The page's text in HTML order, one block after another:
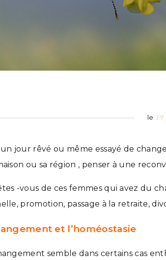
le 19
un jour rêvé ou même essayé de
ou sa région , penser à une
-vous de ces femmes qui avez du
promotion, passage à la retraite,
et l’homéostasie
semble dans certains cas